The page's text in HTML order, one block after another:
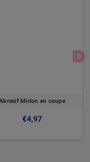
Mirlon en coupe
€4,97